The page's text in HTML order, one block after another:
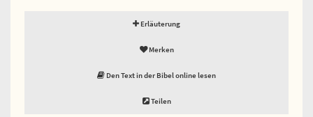
Erläuterung
Merken
Den Text in der Bibel online lesen
Teilen